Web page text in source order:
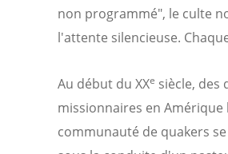
non programmé", le culte
l'attente silencieuse.
Au début du XXe siècle, des
missionnaires en
communauté de quakers